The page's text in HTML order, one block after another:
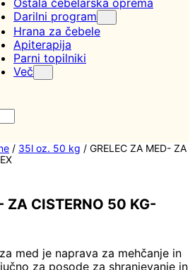
Ostala čebelarska oprema
Darilni program
Hrana za čebele
Apiterapija
Parni topilniki
Več
/ 35l oz. 50 kg / GRELEC ZA MED- ZA
ZA CISTERNO 50 KG-
med je naprava za mehčanje in
za posode za shranjevanje in